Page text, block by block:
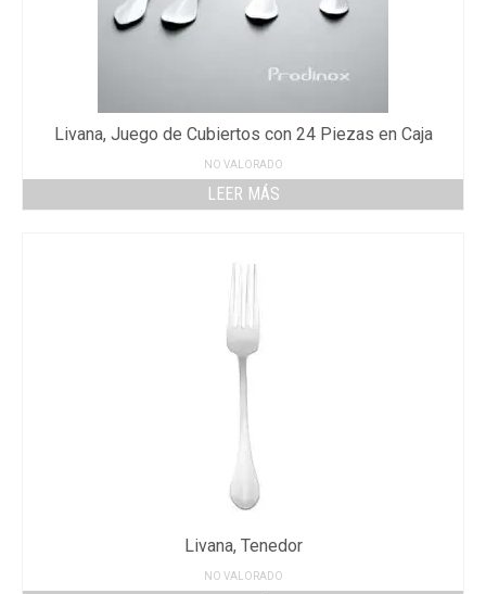
Livana, Juego de Cubiertos con 24 Piezas en Caja
NO VALORADO
LEER MÁS
Livana, Tenedor
NO VALORADO